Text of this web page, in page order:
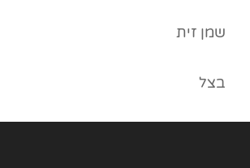
שמן זית
בצל